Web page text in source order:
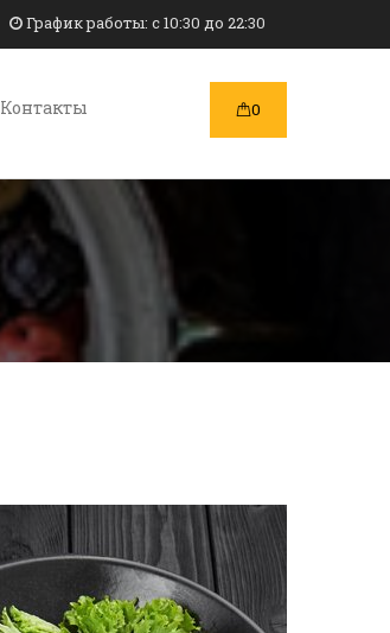
График работы: c 10:30 до 22:30
Контакты 0